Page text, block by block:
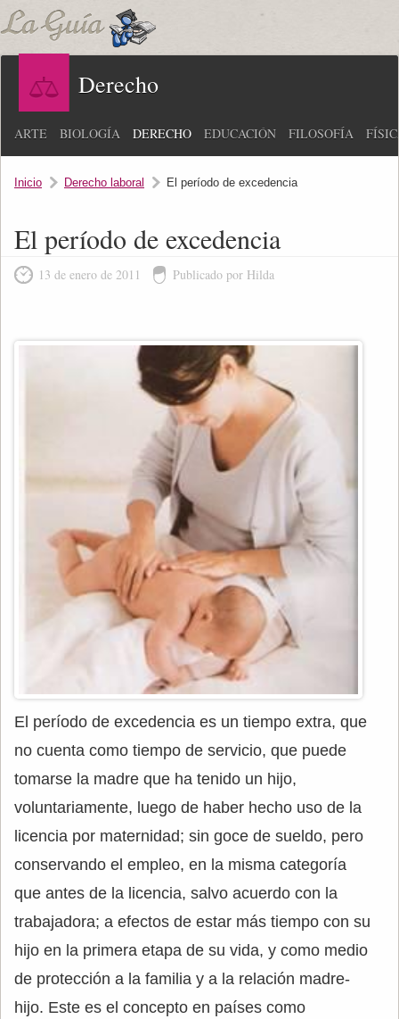
Derecho
ARTE BIOLOGÍA DERECHO EDUCACIÓN FILOSOFÍA
Inicio Derecho laboral El período de excedencia
El período de excedencia
13 de enero de 2011 Publicado por Hilda
El período de excedencia es un tiempo extra, que
no cuenta como tiempo de servicio, que puede
tomarse la madre que ha tenido un hijo,
voluntariamente, luego de haber hecho uso de la
licencia por maternidad; sin goce de sueldo, pero
conservando el empleo, en la misma categoría
que antes de la licencia, salvo acuerdo con la
trabajadora; a efectos de estar más tiempo con su
hijo en la primera etapa de su vida, y como medio
de protección a la familia y a la relación madre-
hijo. Este es el concepto en países como